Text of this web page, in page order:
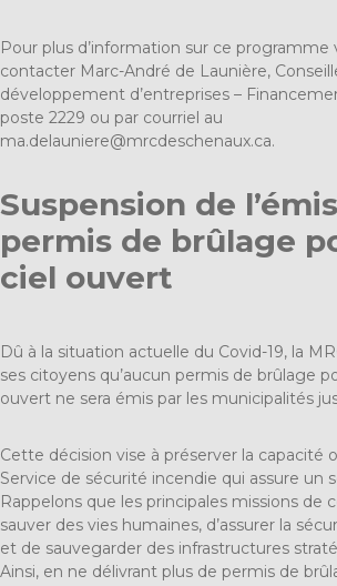
Pour plus d’information sur ce programme
contacter Marc-André de Launière,
développement d’entreprises –
poste 2229 ou par courriel au
ma.delauniere@mrcdeschenaux.ca.
Suspension de
permis de brûlage
ciel ouvert
Dû à la situation actuelle du Covid-19, la
ses citoyens qu’aucun permis de brûlage
ouvert ne sera émis par les municipalités
Cette décision vise à préserver la capacité
Service de sécurité incendie qui assure un
Rappelons que les principales missions de
sauver des vies humaines, d’assurer la
et de sauvegarder des infrastructures
Ainsi, en ne délivrant plus de permis de